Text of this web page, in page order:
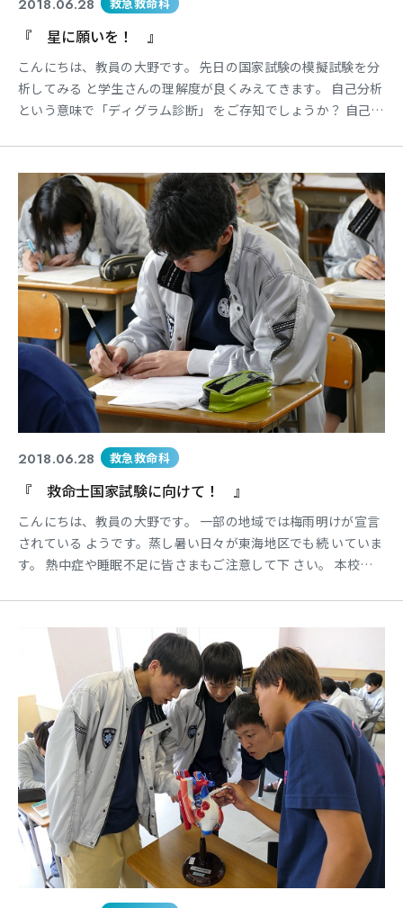
2018.06.28 救急救命科
『 星に願いを！ 』
こんにちは、教員の大野です。 先日の国家試験の模擬試験を分
析してみる と学生さんの理解度が良くみえてきます。 自己分析
という意味で「ディグラム診断」 をご存知でしょうか？ 自己認
夕」にちなんだ学校行事とし て学校の学生玄関に笹の葉を固定
していま す。短冊に願い事を書いて結んでいるよう
2018.06.28 救急救命科
『 救命士国家試験に向けて！ 』
こんにちは、教員の大野です。 一部の地域では梅雨明けが宣言
されている ようです。蒸し暑い日々が東海地区でも続 いていま
す。 熱中症や睡眠不足に皆さまもご注意して下 さい。 本校で
なります が・・・